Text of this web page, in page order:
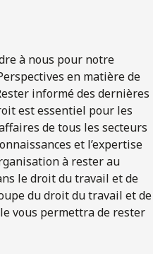
à nous pour notre
en matière de
informé des dernières
est essentiel pour les
de tous les secteurs
et l’expertise
à rester au
le droit du travail et de
du droit du travail et de
vous permettra de rester